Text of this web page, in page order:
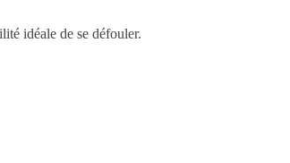
idéale de se défouler.